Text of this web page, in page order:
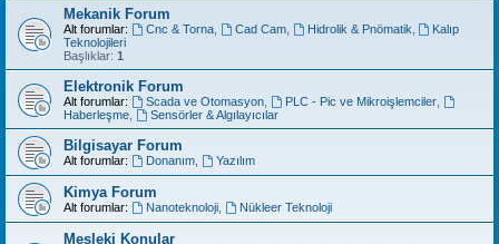
Mekanik Forum
Alt forumlar: Cnc & Torna, Cad Cam, Hidrolik & Pnömatik
Kalıp
Teknolojileri
Başlıklar: 1
Elektronik Forum
Alt forumlar: Scada ve Otomasyon, PLC - Pic ve Mikroişlemciler,
Haberleşme
Sensörler & Algılayıcılar
Bilgisayar Forum
Alt forumlar: Donanım, Yazılım
Kimya Forum
Alt forumlar: Nanoteknoloji, Nükleer Teknoloji
Mesleki Konular